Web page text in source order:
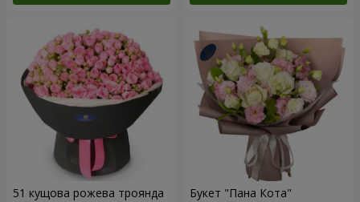
51 кущова рожева троянда Букет "Пана Кота"